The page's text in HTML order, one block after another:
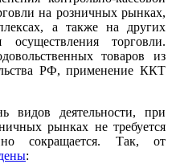
на розничных рынках,
а также на других
осуществления торговли.
товаров из
РФ, применение ККТ
видов деятельности, при
рынках не требуется
сокращается. Так, от
: